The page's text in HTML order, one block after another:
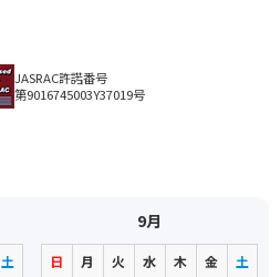
JASRAC許諾番号
第9016745003Y37019号
土
9月
日 月 火 水 木 金
土